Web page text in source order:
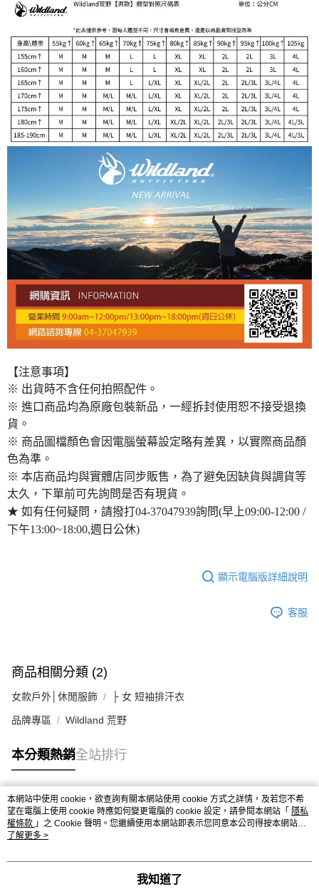
【注意事項】
※ 出貨時不含任何拍照配件。
※ 進口商品均為原廠包裝新品，一經拆封使用恕不接受退換
貨。
※ 商品圖檔顏色會因電腦螢幕設定略有差異，以實際商品顏
色為準。
※ 本店商品均與實體店同步販售，為了避免因缺貨與調貨等
太久，下單前可先詢問是否有現貨。
★ 如有任何疑問，請撥打04-37047939詢問(早上09:00-12:00 /
下午13:00~18:00,週日公休)
顯示電腦版詳細說明
客服
商品相關分類 (2)
女款戶外│休閒服飾 ├ 女 短袖排汗衣
品牌專區 Wildland 荒野
本分類熱銷全站排行
熱門標籤
本網站中使用 cookie，欲查詢有關本網站使用 cookie 方式之詳情，及若您不希
望在電腦上使用 cookie 時應如何變更電腦的 cookie 設定，請參閱本網站「 隱私
權條款 」之 Cookie 聲明。您繼續使用本網站即表示您同意本公司得按本網站使
用條款之 Cookie 聲明使用 cookie。
了解更多 >
我知道了